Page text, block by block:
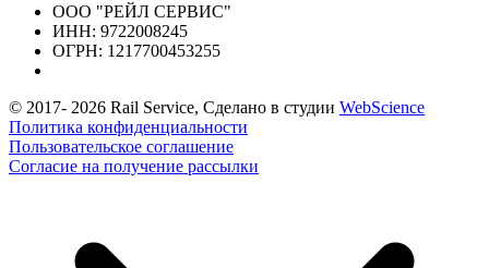
ООО "РЕЙЛ СЕРВИС"
ИНН: 9722008245
ОГРН: 1217700453255
© 2017- 2026 Rail Service, Сделано в студии WebScience
Политика конфиденциальности
Пользовательское соглашение
Согласие на получение рассылки